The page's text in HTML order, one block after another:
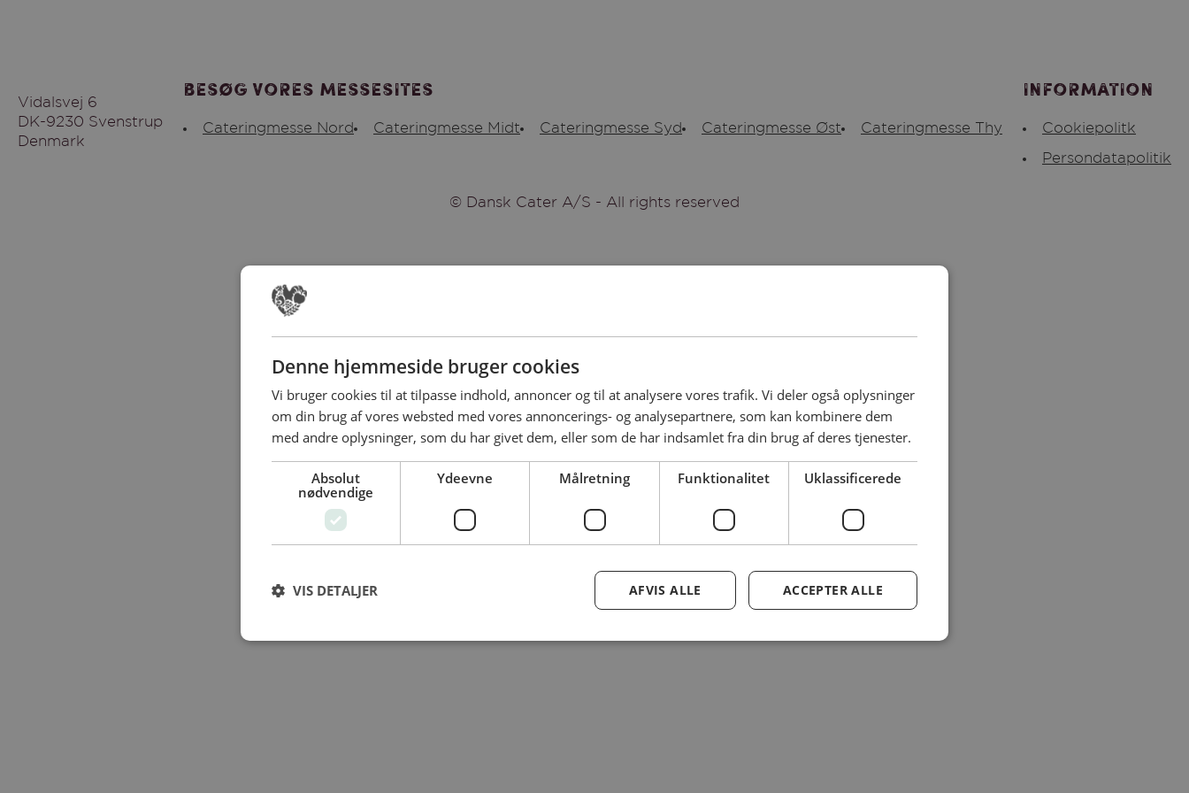
Vidalsvej 6
DK-9230 Svenstrup
Denmark
Besøg vores messesites
Cateringmesse Nord Cateringmesse Midt Cateringmesse Syd Cateringmesse Øst Cateringmesse Thy
Information
Cookiepolitk
Persondatapolitik
© Dansk Cater A/S - All rights reserved
Denne hjemmeside bruger cookies
Vi bruger cookies til at tilpasse indhold, annoncer og til at analysere vores trafik. Vi deler også oplysninger
om din brug af vores websted med vores annoncerings- og analysepartnere, som kan kombinere dem
med andre oplysninger, som du har givet dem, eller som de har indsamlet fra din brug af deres tjenester.
Absolut
nødvendige
Ydeevne Målretning Funktionalitet Uklassificerede
ACCEPTER ALLE
AFVIS ALLE
VIS DETALJER